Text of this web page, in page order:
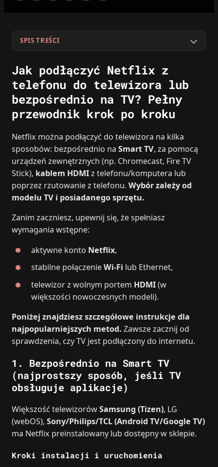
SPIS TREŚCI
Jak podłączyć Netflix z
telefonu do telewizora lub
bezpośrednio na TV? Pełny
przewodnik krok po kroku
Netflix można podłączyć do telewizora na kilka
sposobów: bezpośrednio na Smart TV, za pomocą
urządzeń zewnętrznych (np. Chromecast, Fire TV
Stick), kablem HDMIz telefonu/komputera lub
poprzez rzutowanie z telefonu. Wybór zależy od
modelu TV i posiadanego sprzętu.
Zanim zaczniesz, upewnij się, że spełniasz
wymagania wstępne:
aktywne konto Netflix,
stabilne połączenieWi‑Fi lub Ethernet,
telewizor z wolnym portem HDMI(w
większości nowoczesnych modeli).
Poniżej znajdziesz szczegółowe instrukcje dla
najpopularniejszych metod. Zawsze zacznij od
sprawdzenia, czy TV jest podłączony do internetu.
1. Bezpośrednio na Smart TV
(najprostszy sposób, jeśli TV
obsługuje aplikacje)
Większość telewizorówSamsung (Tizen), LG
(webOS), Sony/Philips/TCL (Android TV/Google TV)
ma Netflix preinstalowany lub dostępny w sklepie.
Kroki instalacji i uruchomienia